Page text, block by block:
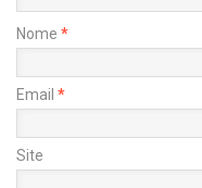
Nome *
Email *
Site